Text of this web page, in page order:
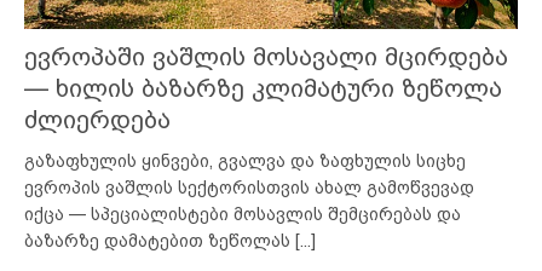
ევროპაში ვაშლის მოსავალი მცირდება
— ხილის ბაზარზე კლიმატური ზეწოლა
ძლიერდება
გაზაფხულის ყინვები, გვალვა და ზაფხულის სიცხე
ევროპის ვაშლის სექტორისთვის ახალ გამოწვევად
იქცა — სპეციალისტები მოსავლის შემცირებას და
ბაზარზე დამატებით ზეწოლას [...]